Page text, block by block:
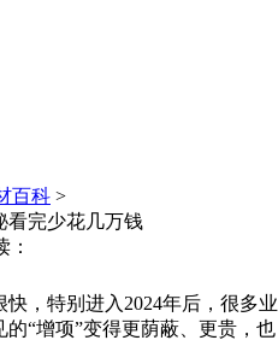
百科 >
看完少花几万钱
：
，特别进入2024年后，很多业
“增项”变得更荫蔽、更贵，也